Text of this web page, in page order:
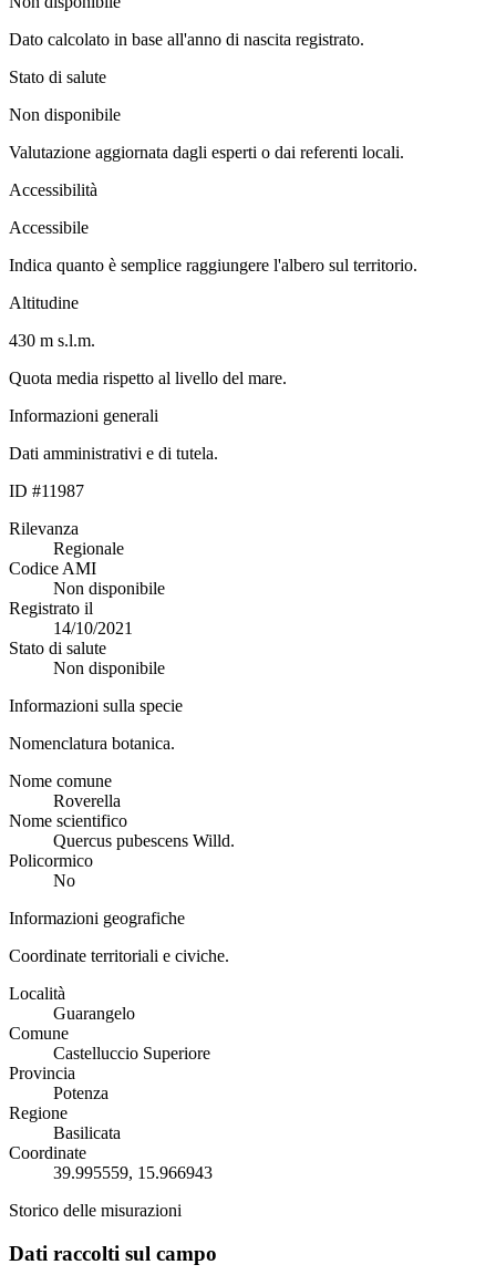
Dato calcolato in base all'anno di nascita registrato.
Stato di salute
Non disponibile
Valutazione aggiornata dagli esperti o dai referenti locali.
Accessibilità
Accessibile
Indica quanto è semplice raggiungere l'albero sul territorio.
Altitudine
430 m s.l.m.
Quota media rispetto al livello del mare.
Informazioni generali
Dati amministrativi e di tutela.
ID #11987
Rilevanza
Regionale
Codice AMI
Non disponibile
Registrato il
14/10/2021
Stato di salute
Non disponibile
Informazioni sulla specie
Nomenclatura botanica.
Nome comune
Roverella
Nome scientifico
Quercus pubescens Willd.
Policormico
No
Informazioni geografiche
Coordinate territoriali e civiche.
Località
Guarangelo
Comune
Castelluccio Superiore
Provincia
Potenza
Regione
Basilicata
Coordinate
39.995559, 15.966943
Storico delle misurazioni
Dati raccolti sul campo